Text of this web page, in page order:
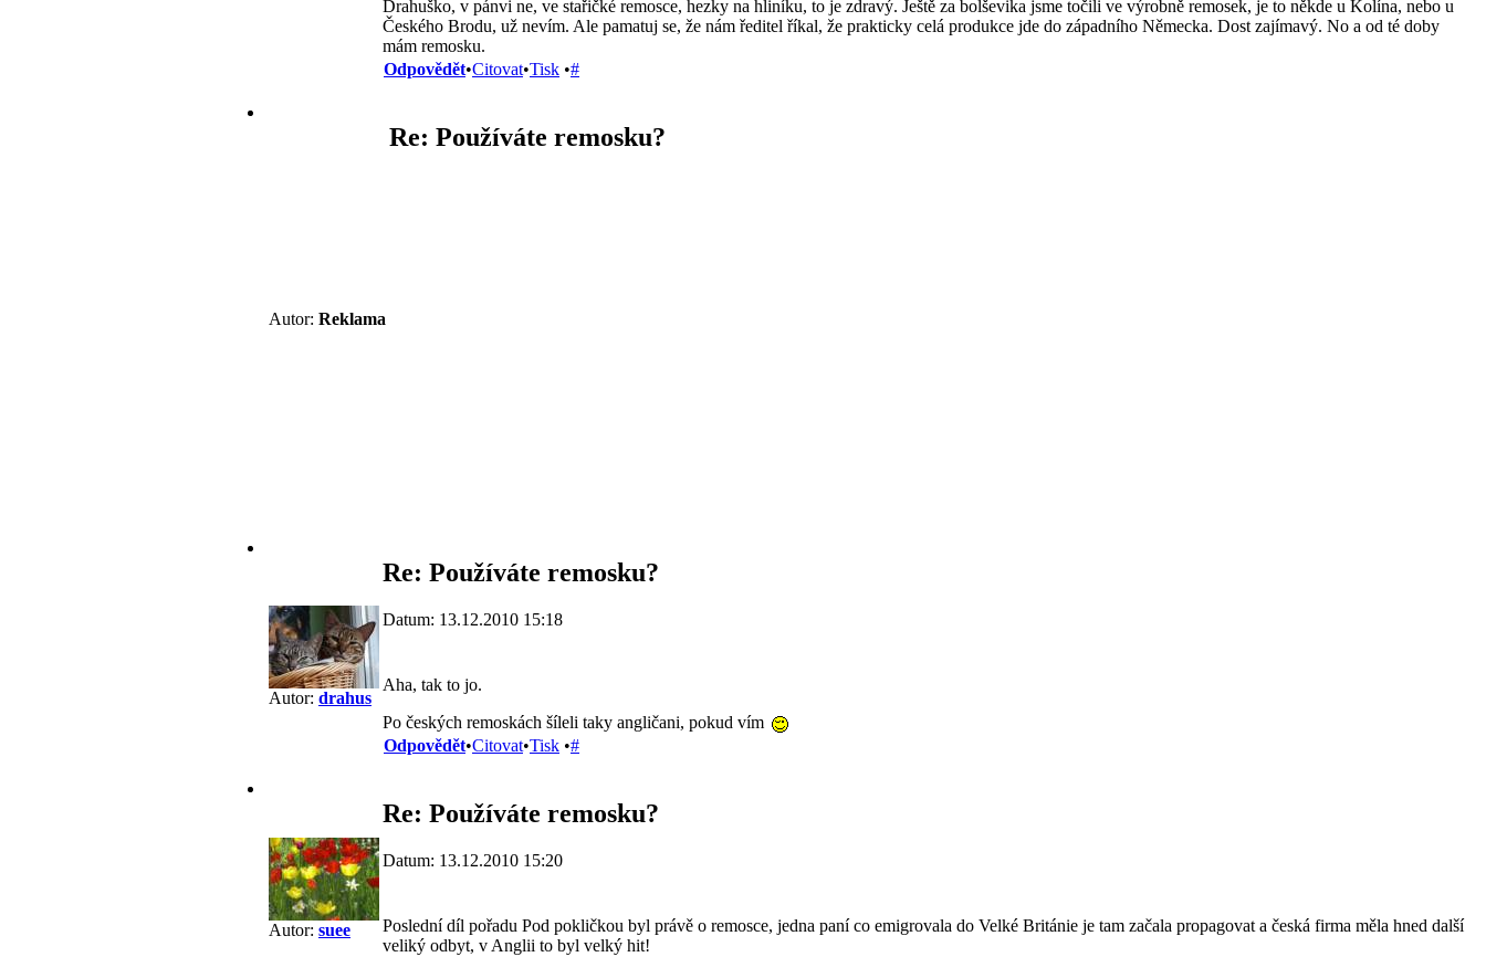
Drahuško, v pánvi ne, ve stařičké remosce, hezky na hliníku, to je zdravý. Ještě za bolševika jsme točili ve výrobně remosek, je to někde u Kolína, nebo u
Českého Brodu, už nevím. Ale pamatuj se, že nám ředitel říkal, že prakticky celá produkce jde do západního Německa. Dost zajímavý. No a od té doby
mám remosku.
Odpovědět•Citovat•Tisk •#
Autor: Reklama
Re: Používáte remosku?
Autor: drahus
Re: Používáte remosku?
Datum: 13.12.2010 15:18
Aha, tak to jo.
Po českých remoskách šíleli taky angličani, pokud vím
Odpovědět•Citovat•Tisk •#
Autor: suee
Re: Používáte remosku?
Datum: 13.12.2010 15:20
Poslední díl pořadu Pod pokličkou byl právě o remosce, jedna paní co emigrovala do Velké Británie je tam začala propagovat a česká firma měla hned další
veliký odbyt, v Anglii to byl velký hit!